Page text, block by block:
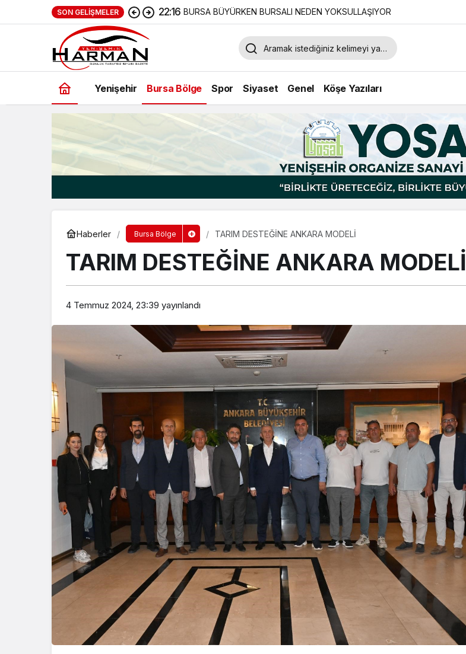
SON GELIŞMELER 22:16 BURSA BÜYÜRKEN BURSALI NEDEN YOKSULLAŞIYOR
Yenişehir Bursa Bölge Spor Siyaset Genel Köşe Yazıları
Haberler Bursa Bölge TARIM DESTEĞİNE ANKARA MODELİ
TARIM DESTEĞİNE ANKARA MODELİ
4 Temmuz 2024, 23:39 yayınlandı
Bursa Bölge
BURSA BÜYÜRKEN
BURSALI NEDEN
YOKSULLAŞIYOR